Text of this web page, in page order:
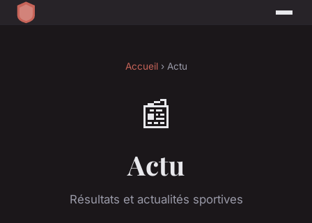
Accueil› Actu
📰
Actu
Résultats et actualités sportives